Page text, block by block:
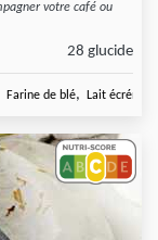
votre café ou
28 glucide
Farine de blé, Lait écrémé